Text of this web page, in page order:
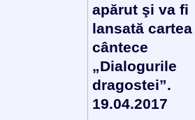
apărut şi va fi
lansată
cântece
„Dialogurile
dragostei”.
19.04.2017